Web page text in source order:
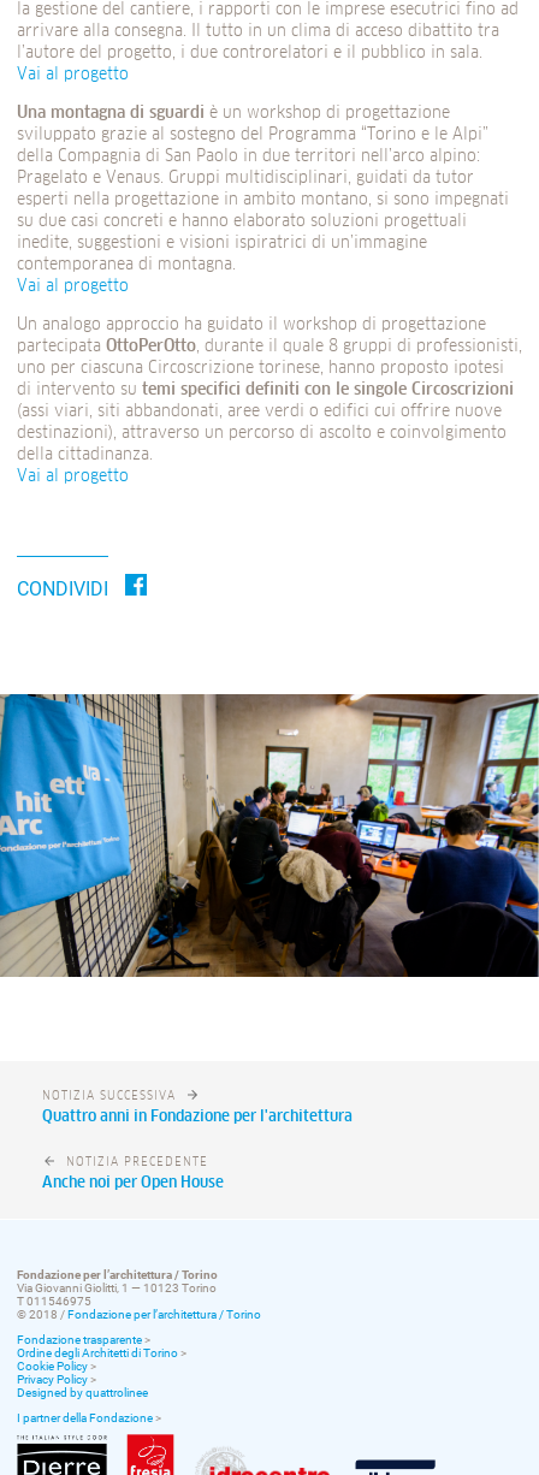
la gestione del cantiere, i rapporti con le imprese esecutrici fino ad
arrivare alla consegna. Il tutto in un clima di acceso dibattito tra
l’autore del progetto, i due controrelatori e il pubblico in sala.
Vai al progetto
Una montagna di sguardi è un workshop di progettazione
sviluppato grazie al sostegno del Programma “Torino e le Alpi”
della Compagnia di San Paolo in due territori nell’arco alpino:
Pragelato e Venaus. Gruppi multidisciplinari, guidati da tutor
esperti nella progettazione in ambito montano, si sono impegnati
su due casi concreti e hanno elaborato soluzioni progettuali
inedite, suggestioni e visioni ispiratrici di un’immagine
contemporanea di montagna.
Vai al progetto
Un analogo approccio ha guidato il workshop di progettazione
partecipata OttoPerOtto, durante il quale 8 gruppi di professionisti,
uno per ciascuna Circoscrizione torinese, hanno proposto ipotesi
di intervento su temi specifici definiti con le singole Circoscrizioni
(assi viari, siti abbandonati, aree verdi o edifici cui offrire nuove
destinazioni), attraverso un percorso di ascolto e coinvolgimento
della cittadinanza.
Vai al progetto
CONDIVIDI
NOTIZIA SUCCESSIVA
Quattro anni in Fondazione per l'architettura
NOTIZIA PRECEDENTE
Anche noi per Open House
Fondazione per l’architettura / Torino
Via Giovanni Giolitti, 1 — 10123 Torino
T 011546975
© 2018 / Fondazione per l’architettura / Torino
Fondazione trasparente>
Ordine degli Architetti di Torino>
Cookie Policy>
Privacy Policy>
Designed by quattrolinee
I partner della Fondazione>